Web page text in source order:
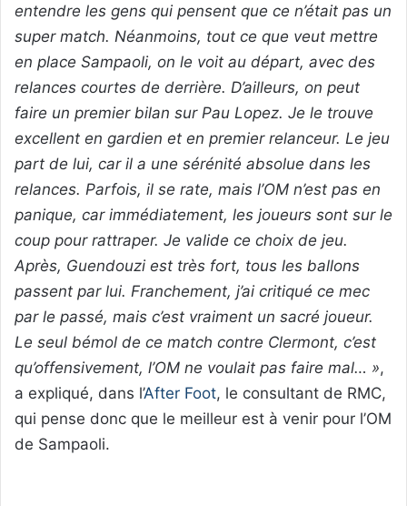
entendre les gens qui pensent que ce n’était pas un
super match. Néanmoins, tout ce que veut mettre
en place Sampaoli, on le voit au départ, avec des
relances courtes de derrière. D’ailleurs, on peut
faire un premier bilan sur Pau Lopez. Je le trouve
excellent en gardien et en premier relanceur. Le jeu
part de lui, car il a une sérénité absolue dans les
relances. Parfois, il se rate, mais l’OM n’est pas en
panique, car immédiatement, les joueurs sont sur le
coup pour rattraper. Je valide ce choix de jeu.
Après, Guendouzi est très fort, tous les ballons
passent par lui. Franchement, j’ai critiqué ce mec
par le passé, mais c’est vraiment un sacré joueur.
Le seul bémol de ce match contre Clermont, c’est
qu’offensivement, l’OM ne voulait pas faire mal… »,
a expliqué, dans l’After Foot, le consultant de RMC,
qui pense donc que le meilleur est à venir pour l’OM
de Sampaoli.